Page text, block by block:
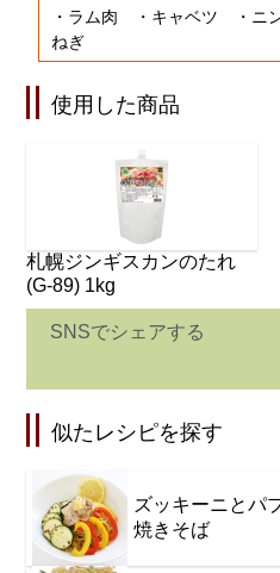
・ラム肉 ・キャベツ ・
ねぎ
使用した商品
札幌ジンギスカンのたれ
(G-89) 1kg
SNSでシェアする
似たレシピを探す
ズッキーニとパ
焼きそば